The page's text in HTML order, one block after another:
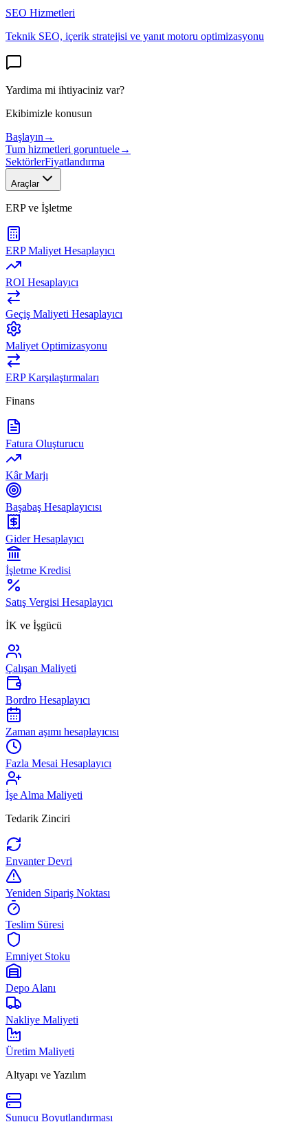
SEO Hizmetleri
Teknik SEO, içerik stratejisi ve yanıt motoru optimizasyonu
Yardima mi ihtiyaciniz var?
Ekibimizle konusun
Başlayın →
Tum hizmetleri goruntuele→
SektörlerFiyatlandırma
Araçlar
ERP ve İşletme
ERP Maliyet Hesaplayıcı
ROI Hesaplayıcı
Geçiş Maliyeti Hesaplayıcı
Maliyet Optimizasyonu
ERP Karşılaştırmaları
Finans
Fatura Oluşturucu
Kâr Marjı
Başabaş Hesaplayıcısı
Gider Hesaplayıcı
İşletme Kredisi
Satış Vergisi Hesaplayıcı
İK ve İşgücü
Çalışan Maliyeti
Bordro Hesaplayıcı
Zaman aşımı hesaplayıcısı
Fazla Mesai Hesaplayıcı
İşe Alma Maliyeti
Tedarik Zinciri
Envanter Devri
Yeniden Sipariş Noktası
Teslim Süresi
Emniyet Stoku
Depo Alanı
Nakliye Maliyeti
Üretim Maliyeti
Altyapı ve Yazılım
Sunucu Boyutlandırması